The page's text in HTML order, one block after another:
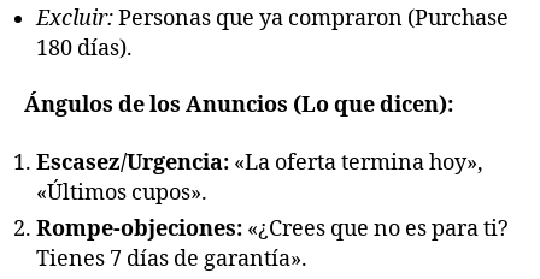
Excluir:Personas que ya compraron (Purchase
180 días).
Ángulos de los Anuncios (Lo que dicen):
Escasez/Urgencia: «La oferta termina hoy»,
«Últimos cupos».
Rompe-objeciones: «¿Crees que no es para ti?
Tienes 7 días de garantía».